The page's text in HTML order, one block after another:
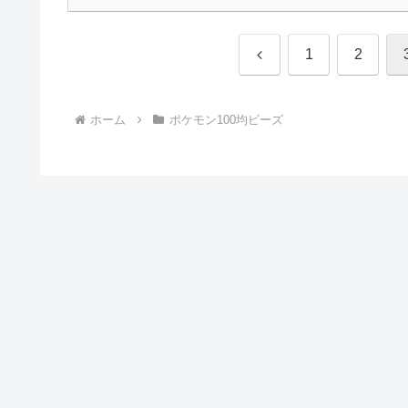
前 1 2
ホーム ポケモン100均ビーズ